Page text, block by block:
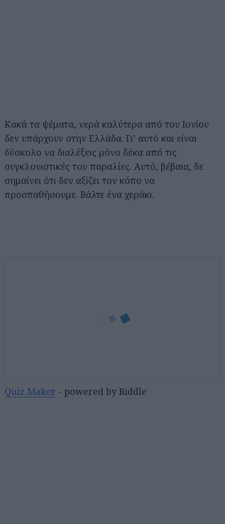
Κακά τα ψέματα, νερά καλύτερα από του Ιονίου
δεν υπάρχουν στην Ελλάδα. Γι’ αυτό και είναι
δύσκολο να διαλέξεις μόνο δέκα από τις
συγκλονιστικές του παραλίες. Αυτό, βέβαια, δε
σημαίνει ότι δεν αξίζει τον κόπο να
προσπαθήσουμε. Βάλτε ένα χεράκι.
Quiz Maker - powered by Riddle